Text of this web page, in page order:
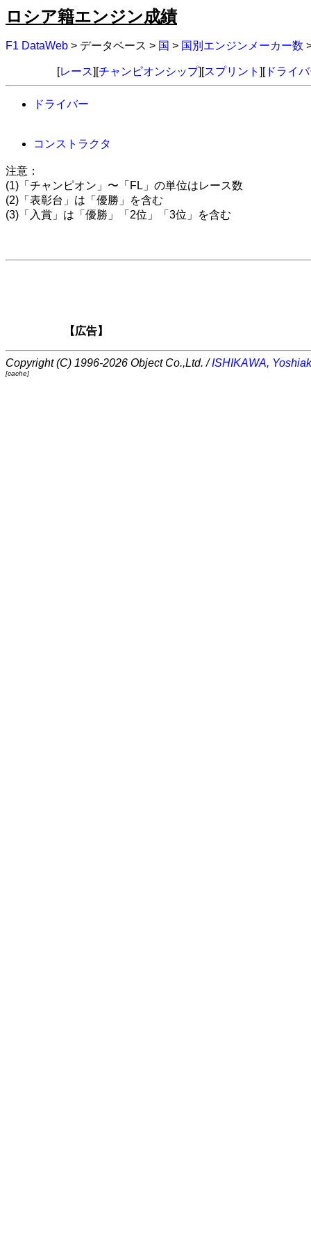
ロシア籍エンジン成績
F1 DataWeb > データベース > 国 > 国別エンジンメーカー数
[レース][チャンピオンシップ][スプリント ][ドライ
ドライバー
コンストラクタ
注意：
(1)「チャンピオン」〜「FL」の単位はレース数
(2)「表彰台」は「優勝」を含む
(3)「入賞」は「優勝」「2位」「3位」を含む
【広告】
Copyright (C) 1996-2026 Object Co.,Ltd. /ISHIKAWA,
[cache]